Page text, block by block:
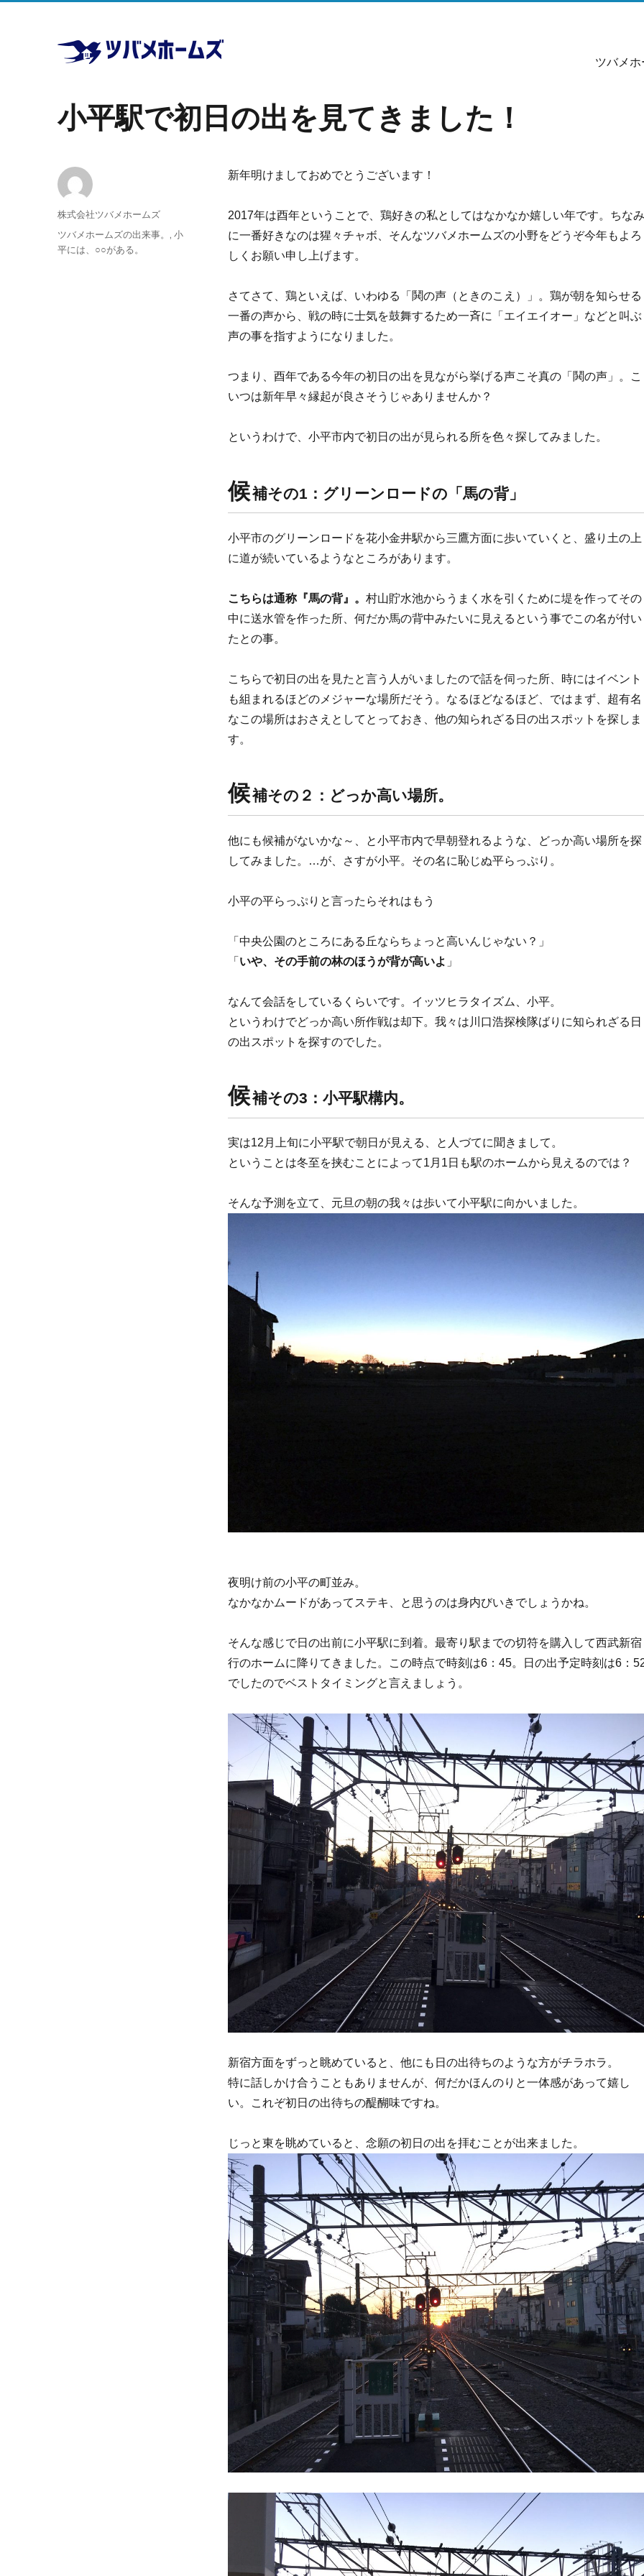
株式会社ツバ
奥ゆかしい小平近辺の新しい魅力を発掘し、新しい視点からご紹介する変わった不動産屋です。
ツバメ
小平駅で初日の出を見てきました！
新年明けましておめでとうございます！
2017年は酉年ということで、鶏好きの私としてはなかなか嬉しい年です。ちなみ
に一番好きなのは猩々チャボ、そんなツバメホームズの小野をどうぞ今年もよろ
しくお願い申し上げます。
さてさて、鶏といえば、いわゆる「鬨の声（ときのこえ）」。鶏が朝を知らせる
一番の声から、戦の時に士気を鼓舞するため一斉に「エイエイオー」などと叫ぶ
声の事を指すようになりました。
つまり、酉年である今年の初日の出を見ながら挙げる声こそ真の「鬨の声」。こ
いつは新年早々縁起が良さそうじゃありませんか？
というわけで、小平市内で初日の出が見られる所を色々探してみました。
候補その1：グリーンロードの「馬の背」
小平市のグリーンロードを花小金井駅から三鷹方面に歩いていくと、盛り土の上
に道が続いているようなところがあります。
こちらは通称『馬の背』。 村山貯水池からうまく水を引くために堤を作ってその
中に送水管を作った所、何だか馬の背中みたいに見えるという事でこの名が付い
たとの事。
こちらで初日の出を見たと言う人がいましたので話を伺った所、時にはイベント
も組まれるほどのメジャーな場所だそう。なるほどなるほど、ではまず、超有名
なこの場所はおさえとしてとっておき、他の知られざる日の出スポットを探しま
す。
候補その２：どっか高い場所。
他にも候補がないかな～、と小平市内で早朝登れるような、どっか高い場所を探
してみました。…が、さすが小平。その名に恥じぬ平らっぷり。
小平の平らっぷりと言ったらそれはもう
「中央公園のところにある丘ならちょっと高いんじゃない？」
「 いや、その手前の林のほうが背が高いよ 」
なんて会話をしているくらいです。イッツヒラタイズム、小平。
というわけでどっか高い所作戦は却下。我々は川口浩探検隊ばりに知られざる日
の出スポットを探すのでした。
候補その3：小平駅構内。
実は12月上旬に小平駅で朝日が見える、と人づてに聞きまして。
ということは冬至を挟むことによって1月1日も駅のホームから見えるのでは？
そんな予測を立て、元旦の朝の我々は歩いて小平駅に向かいました。
夜明け前の小平の町並み。
なかなかムードがあってステキ、と思うのは身内びいきでしょうかね。
そんな感じで日の出前に小平駅に到着。最寄り駅までの切符を購入して西武新宿
行のホームに降りてきました。この時点で時刻は6：45。日の出予定時刻は6：
でしたのでベストタイミングと言えましょう。
新宿方面をずっと眺めていると、他にも日の出待ちのような方がチラホラ。
特に話しかけ合うこともありませんが、何だかほんのりと一体感があって嬉し
い。これぞ初日の出待ちの醍醐味ですね。
じっと東を眺めていると、念願の初日の出を拝むことが出来ました。
投
者
株式会社ツバメホームズ
投
稿
カ
テ
ツバメホームズの出来事。 ,小
平には、○○がある。